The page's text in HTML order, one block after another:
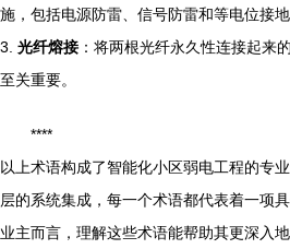
施，包括电源防雷、信号防雷和等电位接地
3. 光纤熔接 ：将两根光纤永久性连接起来
至关重要。
****
以上术语构成了智能化小区弱电工程的专
层的系统集成，每一个术语都代表着一项
业主而言，理解这些术语能帮助其更深入